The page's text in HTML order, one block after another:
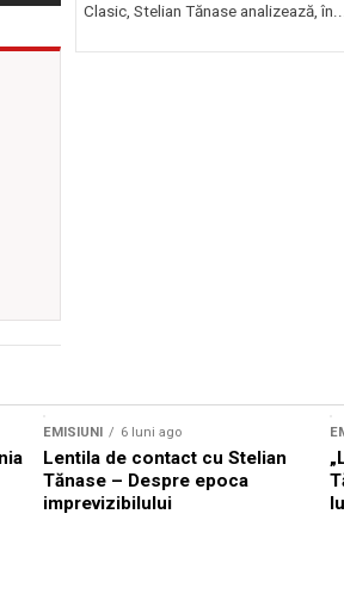
Clasic, Stelian Tănase analizează, în...
EMISIUNI 6 luni ago
Lentila de contact cu Stelian
Tănase – Despre epoca
imprevizibilului